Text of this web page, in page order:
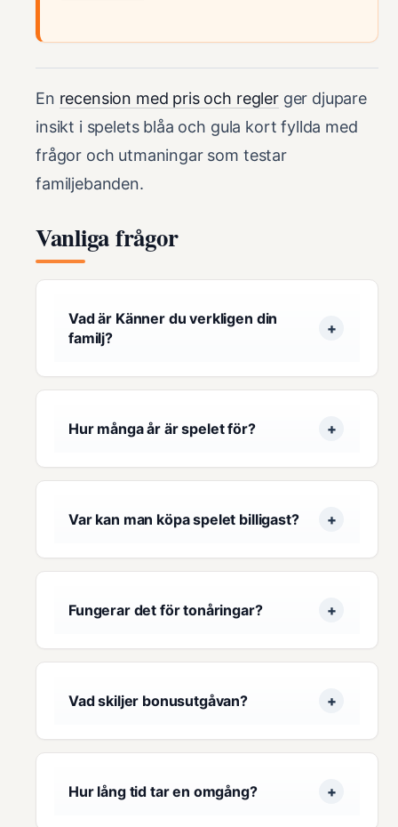
En recension med pris och reglerger djupare
insikt i spelets blåa och gula kort fyllda med
frågor och utmaningar som testar
familjebanden.
Vanliga frågor
Vad är Känner du verkligen din
familj?
Hur många år är spelet för?
Var kan man köpa spelet billigast?
Fungerar det för tonåringar?
Vad skiljer bonusutgåvan?
Hur lång tid tar en omgång?